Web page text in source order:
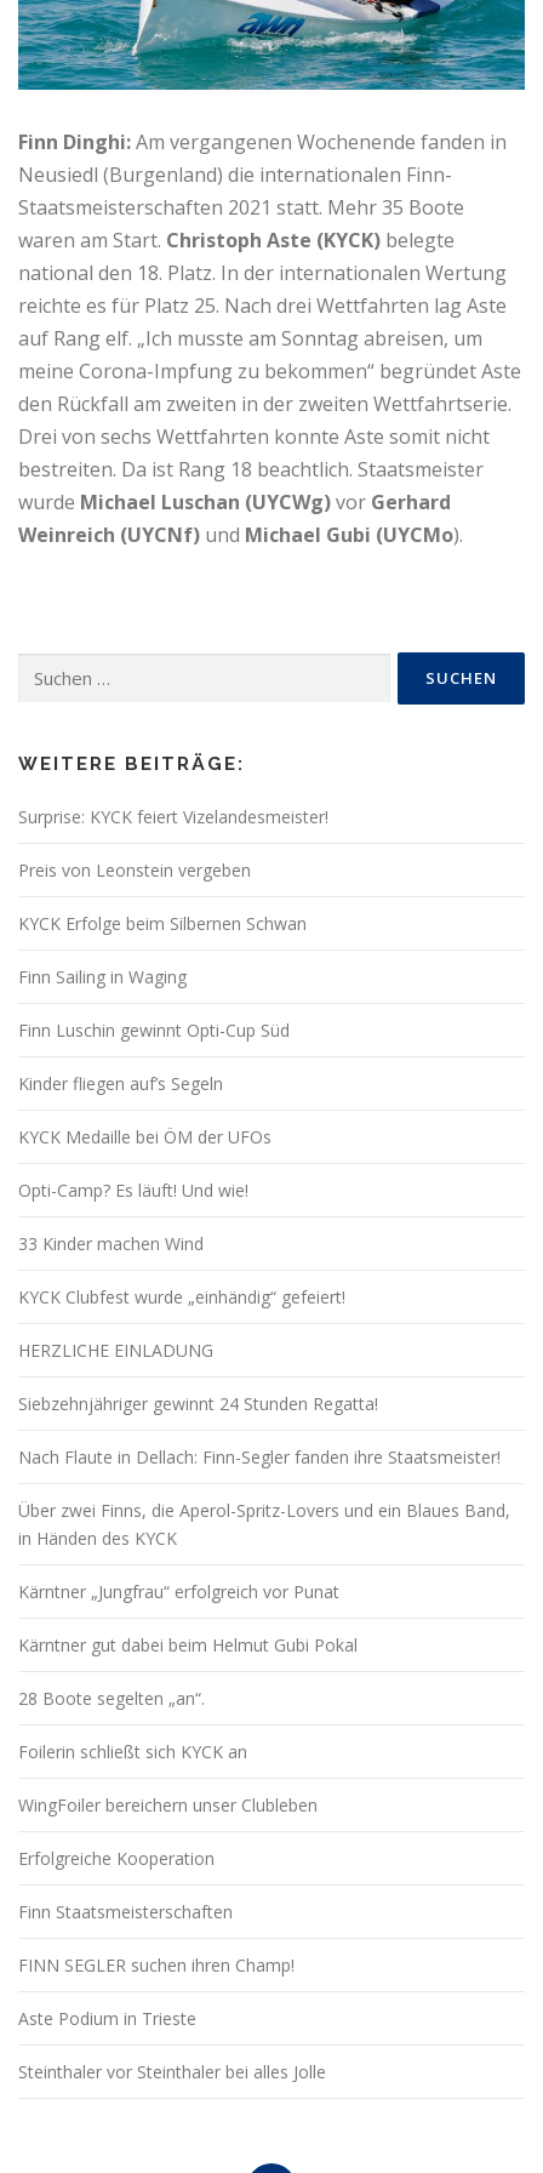
Finn Dinghi:Am vergangenen Wochenende fanden in
Neusiedl (Burgenland) die internationalen Finn-
Staatsmeisterschaften 2021 statt. Mehr 35 Boote
waren am Start. Christoph Aste (KYCK) belegte
national den 18. Platz. In der internationalen Wertung
reichte es für Platz 25. Nach drei Wettfahrten lag Aste
auf Rang elf. „Ich musste am Sonntag abreisen, um
meine Corona-Impfung zu bekommen“ begründet Aste
den Rückfall am zweiten in der zweiten Wettfahrtserie.
Drei von sechs Wettfahrten konnte Aste somit nicht
bestreiten. Da ist Rang 18 beachtlich. Staatsmeister
wurde Michael Luschan (UYCWg)vor Gerhard
Weinreich (UYCNf) und Michael Gubi (UYCMo).
nach:
WEITERE BEITRÄGE:
Surprise: KYCK feiert Vizelandesmeister!
Preis von Leonstein vergeben
KYCK Erfolge beim Silbernen Schwan
Finn Sailing in Waging
Finn Luschin gewinnt Opti-Cup Süd
Kinder fliegen auf’s Segeln
KYCK Medaille bei ÖM der UFOs
Opti-Camp? Es läuft! Und wie!
33 Kinder machen Wind
KYCK Clubfest wurde „einhändig“ gefeiert!
HERZLICHE EINLADUNG
Siebzehnjähriger gewinnt 24 Stunden Regatta!
Nach Flaute in Dellach: Finn-Segler fanden ihre Staatsmeister!
Über zwei Finns, die Aperol-Spritz-Lovers und ein Blaues Band,
in Händen des KYCK
Kärntner „Jungfrau“ erfolgreich vor Punat
Kärntner gut dabei beim Helmut Gubi Pokal
28 Boote segelten „an“.
Foilerin schließt sich KYCK an
WingFoiler bereichern unser Clubleben
Erfolgreiche Kooperation
Finn Staatsmeisterschaften
FINN SEGLER suchen ihren Champ!
Aste Podium in Trieste
Steinthaler vor Steinthaler bei alles Jolle